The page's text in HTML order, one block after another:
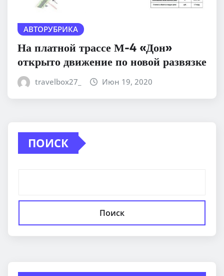
АВТОРУБРИКА
На платной трассе М-4 «Дон»
открыто движение по новой развязке
travelbox27_ Июн 19, 2020
ПОИСК
Поиск